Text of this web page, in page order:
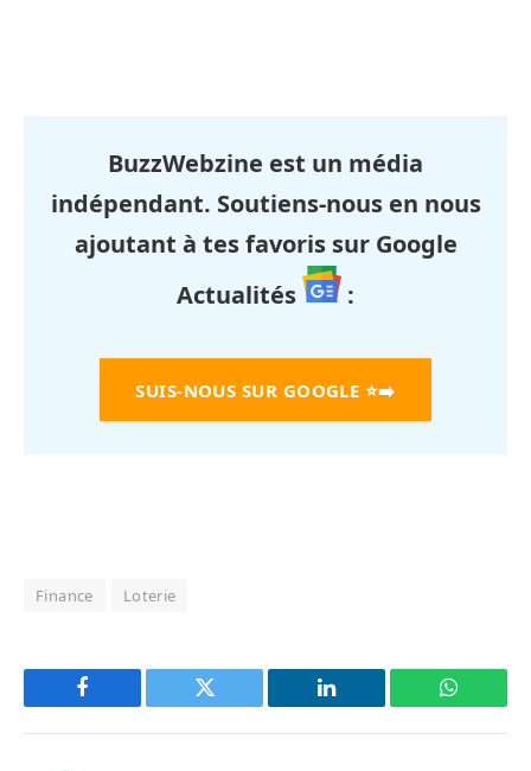
BuzzWebzine est un média
indépendant. Soutiens-nous en nous
ajoutant à tes favoris sur Google
Actualités
:
SUIS-NOUS SUR GOOGLE ⭐➡️
Finance Loterie
Facebook Twitter LinkedIn